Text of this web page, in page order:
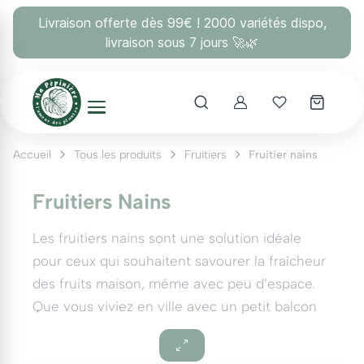
Livraison offerte dès 99€ ! 2000 variétés dispo,
livraison sous 7 jours 🚀🌿
AccountMes coups
Accueil Tous les produits Fruitiers Fruitier nains
Fruitiers Nains
Les fruitiers nains sont une solution idéale
pour ceux qui souhaitent savourer la fraîcheur
des fruits maison, même avec peu d’espace.
Que vous viviez en ville avec un petit balcon
ou que vous disposiez d'un jardin compact,
ces arbres fruitiers miniatures peuvent
Panneau de gestion des cookies